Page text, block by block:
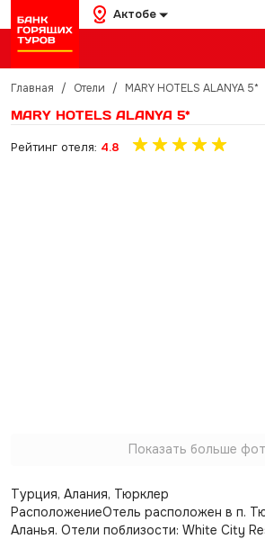
Актобе
Главная / Отели / MARY HOTELS ALANYA 5*
MARY HOTELS ALANYA 5*
Рейтинг отеля: 4.8
Показать больше
Турция, Алания, Тюрклер
РасположениеОтель расположен в п.
Аланья. Отели поблизости: White City